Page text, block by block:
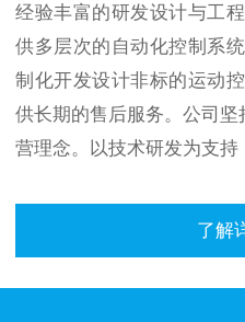
经验丰富的研发设计与工
供多层次的自动化控制系
制化开发设计非标的运动
供长期的售后服务。公司坚
营理念。以技术研发为支持
了解